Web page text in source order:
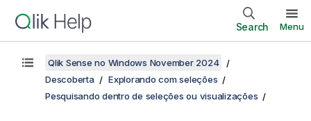
Search Menu
Qlik Sense no Windows November 2024
Descoberta
Explorando com seleções
Pesquisando dentro de seleções ou visualizações